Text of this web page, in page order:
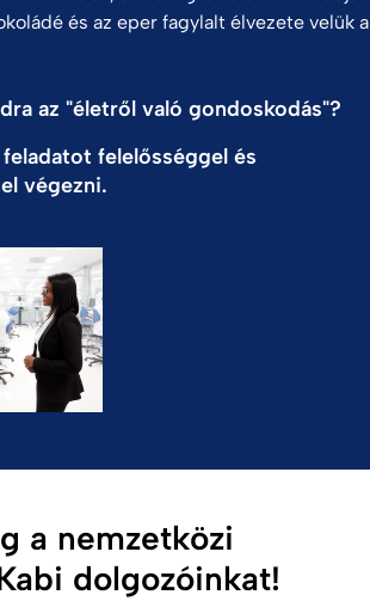
és az eper fagylalt élvezete velük a
az "életről való gondoskodás"?
felelősséggel és
végezni.
a nemzetközi
dolgozóinkat!